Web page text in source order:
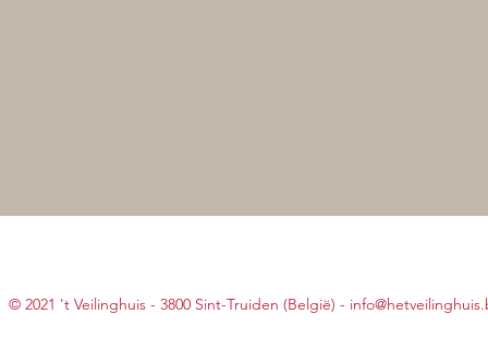
© 2021 't Veilinghuis - 3800 Sint-Truiden (België) -